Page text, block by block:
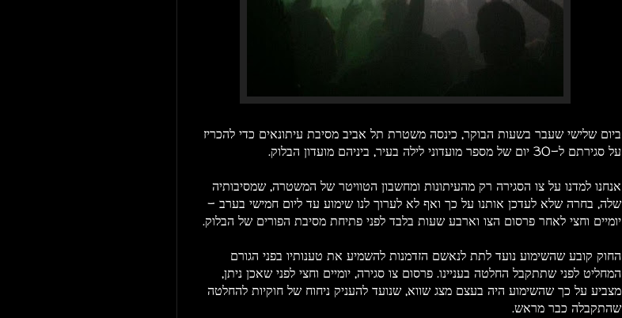
ביום שלישי שעבר בשעות הבוקר, כינסה משטרת תל אביב מסיבת עיתונאים כדי להכריז
על סגירתם ל-30 יום של מספר מועדוני לילה בעיר, ביניהם מועדון הבלוק.
אנחנו למדנו על צו הסגירה רק מהעיתונות ומחשבון הטוויטר של המשטרה, שמסיבותיה
שלה, בחרה שלא לעדכן אותנו על כך ואף לא לערוך לנו שימוע עד ליום חמישי בערב -
יומיים וחצי לאחר פרסום הצו וארבע שעות בלבד לפני פתיחת מסיבת הפורים של הבלוק.
החוק קובע שהשימוע נועד לתת לנאשם הזדמנות להשמיע את טענותיו בפני הגורם
המחליט לפני שתתקבל החלטה בעניינו. פרסום צו סגירה, יומיים וחצי לפני שאכן ניתן,
מצביע על כך שהשימוע היה בעצם מצג שווא, שנועד להעניק ניחוח של חוקיות להחלטה
שהתקבלה כבר מראש.